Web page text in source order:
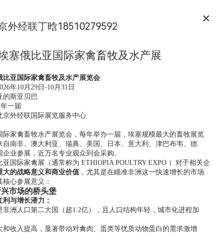
外经联丁晗18510279592
塞俄比亚国际家禽畜牧及水产展
比亚国际家禽畜牧及水产展览会
年10月29日-10月31日
的斯亚贝巴
一届
京外经联国际展览服务中心
际家禽畜牧水产展览会，每年举办一届，埃塞规模最大的畜牧展览
自南非、澳大利亚、瑞典、美国、日本、意大利、津巴布韦、德
业参展，近万名专业观众到会采购。
亚国际家禽展（通常称为 ETHIOPIA POULTRY EXPO ）对于相关企
大的战略意义和商业价值 ，尤其是在瞄准非洲这一快速增长的市场
心参展意义：
市场的桥头堡
与增长潜力：
非洲人口第二大国（超1.2亿），且人口结构年轻，城市化进程加
和收入提高，显著带动对禽肉、蛋类等优质动物蛋白的需求激增